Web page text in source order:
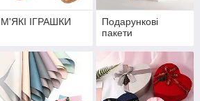
М'ЯКІ ІГРАШКИ
Подарункові
пакети